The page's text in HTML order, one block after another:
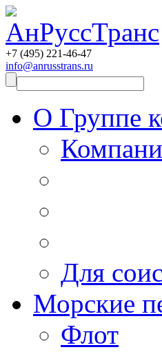
+7 (495) 221-46-47
info@anrusstrans.ru
О Группе
Для
Морские
Флот